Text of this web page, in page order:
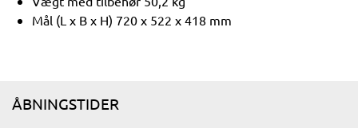
Mål (L x B x H) 720 x 522 x 418 mm
ÅBNINGSTIDER